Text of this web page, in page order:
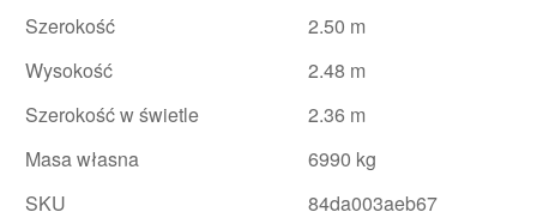
Szerokość
2.50 m
Wysokość
2.48 m
Szerokość w świetle
2.36 m
Masa własna
6990 kg
SKU
84da003aeb67